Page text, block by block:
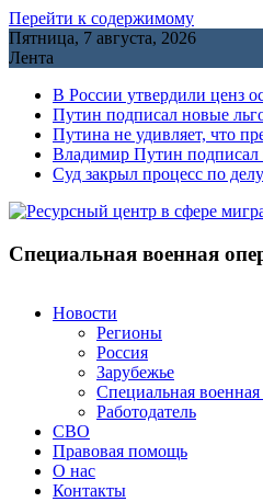
Перейти к содержимому
Пятница, 7 августа, 2026
Лента
В России утвердили ценз
Путин подписал новые
Путина не удивляет, что
Владимир Путин подписал
Cуд закрыл процесс по
Специальная военная
Новости
Регионы
Россия
Зарубежье
Специальная
Работодатель
СВО
Правовая помощь
О нас
Контакты